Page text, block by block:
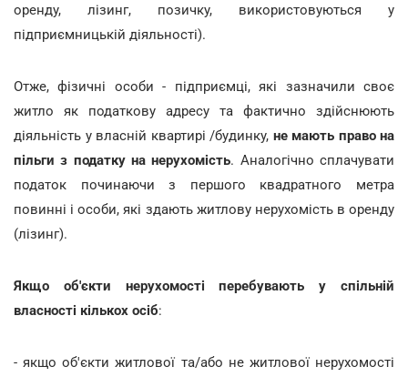
оренду, лізинг, позичку, використовуються у
підприємницькій діяльності).
Отже, фізичні особи - підприємці, які зазначили своє
житло як податкову адресу та фактично здійснюють
діяльність у власній квартирі /будинку, не мають право на
пільги з податку на нерухомість. Аналогічно сплачувати
податок починаючи з першого квадратного метра
повинні і особи, які здають житлову нерухомість в оренду
(лізинг).
Якщо об'єкти нерухомості перебувають у спільній
власності кількох осіб:
- якщо об'єкти житлової та/або не житлової нерухомості